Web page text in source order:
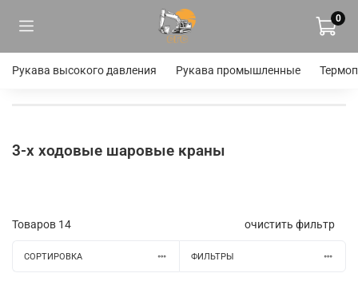
0
Рукава высокого давления Рукава промышленные
3-х ходовые шаровые краны
Товаров 14 очистить фильтр
СОРТИРОВКА ФИЛЬТРЫ